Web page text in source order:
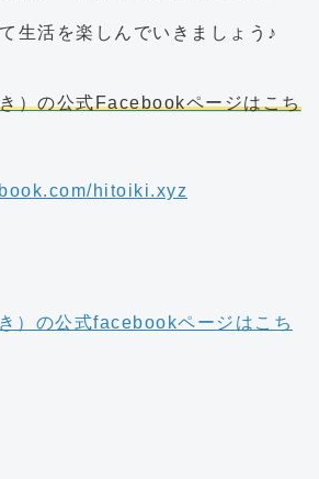
生活を楽しんでいきましょう♪
）の公式Facebookページはこち
hitoiki.xyz